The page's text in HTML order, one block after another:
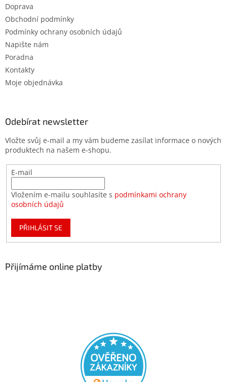
Doprava
Obchodní podmínky
Podmínky ochrany osobních údajů
Napište nám
Poradna
Kontakty
Moje objednávka
Odebírat newsletter
Vložte svůj e-mail a my vám budeme zasílat informace o nových
produktech na našem e-shopu.
E-mail
Vložením e-mailu souhlasíte s podmínkami ochrany
osobních údajů
PŘIHLÁSIT SE
Přijímáme online platby